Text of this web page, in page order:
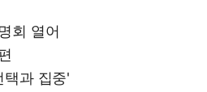
회 열어
택과 집중'